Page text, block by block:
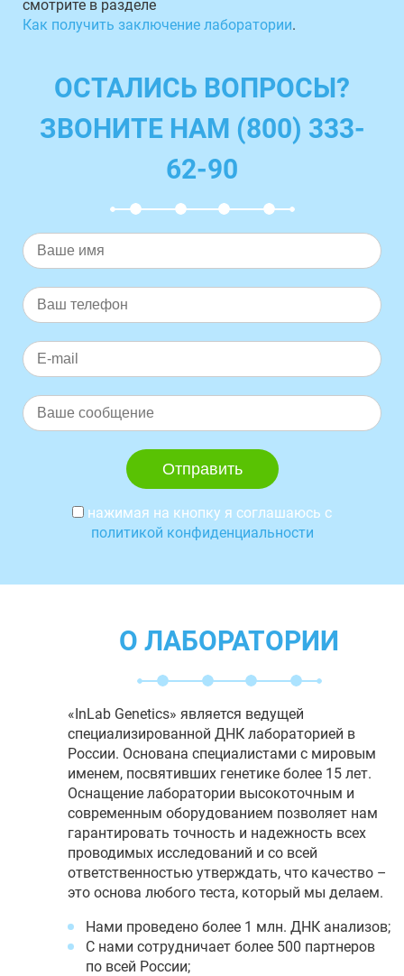
смотрите в разделе
Как получить заключение лаборатории.
ОСТАЛИСЬ ВОПРОСЫ?
ЗВОНИТЕ НАМ (800) 333-
62-90
нажимая на кнопку я соглашаюсь с
политикой конфиденциальности
О ЛАБОРАТОРИИ
«InLab Genetics» является ведущей
специализированной ДНК лабораторией в
России. Основана специалистами с мировым
именем, посвятивших генетике более 15 лет.
Оснащение лаборатории высокоточным и
современным оборудованием позволяет нам
гарантировать точность и надежность всех
проводимых исследований и со всей
ответственностью утверждать, что качество –
это основа любого теста, который мы делаем.
Нами проведено более 1 млн. ДНК анализов;
С нами сотрудничает более 500 партнеров
по всей России;